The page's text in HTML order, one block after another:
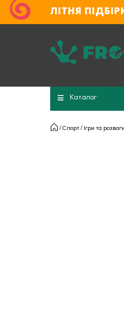
ЛІТНЯ
Каталог
Спорт Ігри та розваги